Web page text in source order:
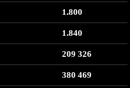
1.800
1.840
209 326
380 469